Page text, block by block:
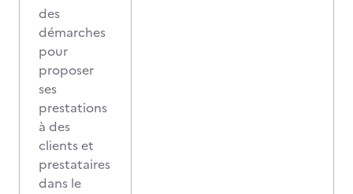
des
démarches
pour
proposer
ses
prestations
à des
clients et
prestataires
dans le